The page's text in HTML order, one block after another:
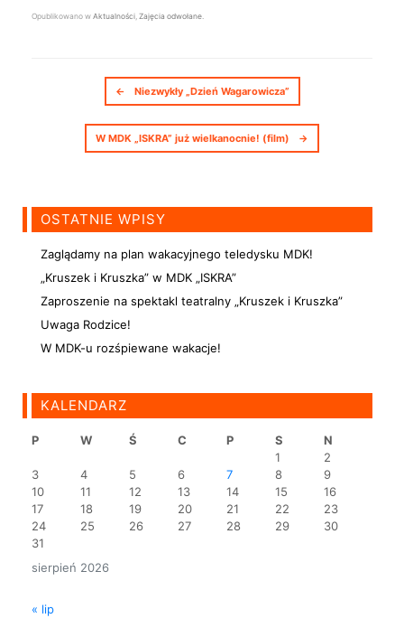
Opublikowano w Aktualności, Zajęcia odwołane.
Nawigacja postów
← Niezwykły „Dzień Wagarowicza”
W MDK „ISKRA” już wielkanocnie! (film) →
OSTATNIE WPISY
Zaglądamy na plan wakacyjnego teledysku MDK!
„Kruszek i Kruszka” w MDK „ISKRA”
Zaproszenie na spektakl teatralny „Kruszek i Kruszka”
Uwaga Rodzice!
W MDK-u rozśpiewane wakacje!
KALENDARZ
sierpień 2026
P W Ś C P S
N
1
2
3
4 5 6 7 8
9
10
11 12 13 14 15
16
17
18 19 20 21 22
23
24
25 26 27 28 29
30
31
« lip